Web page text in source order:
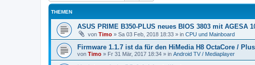
THEMEN
ASUS PRIME B350-PLUS neues BIOS 3803 mit AGESA
von Timo » Sa 03 Feb, 2018 18:33 » in CPU und Mainboard
Firmware 1.1.7 ist da für den HiMedia H8 OctaCore /
von Timo » Fr 31 Mär, 2017 18:34 » in Android TV / Mediaplayer